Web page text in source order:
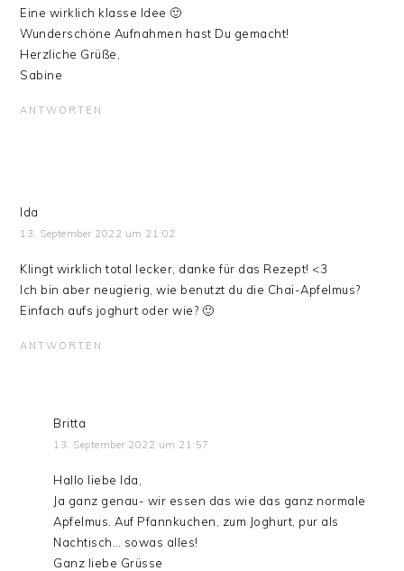
Eine wirklich klasse Idee 🙂
Wunderschöne Aufnahmen hast Du gemacht!
Herzliche Grüße,
Sabine
ANTWORTEN
Ida
13. September 2022 um 21:02
Klingt wirklich total lecker, danke für das Rezept! <3
Ich bin aber neugierig, wie benutzt du die Chai-Apfelmus?
Einfach aufs joghurt oder wie? 🙂
ANTWORTEN
Britta
13. September 2022 um 21:57
Hallo liebe Ida,
Ja ganz genau- wir essen das wie das ganz normale
Apfelmus. Auf Pfannkuchen, zum Joghurt, pur als
Nachtisch… sowas alles!
Ganz liebe Grüsse